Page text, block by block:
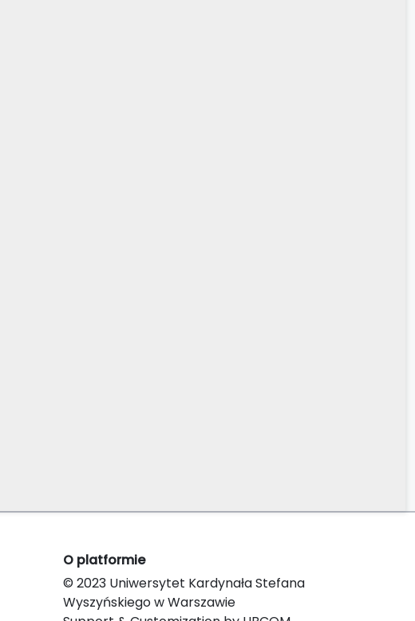
O platformie
© 2023 Uniwersytet Kardynała Stefana
Wyszyńskiego w Warszawie